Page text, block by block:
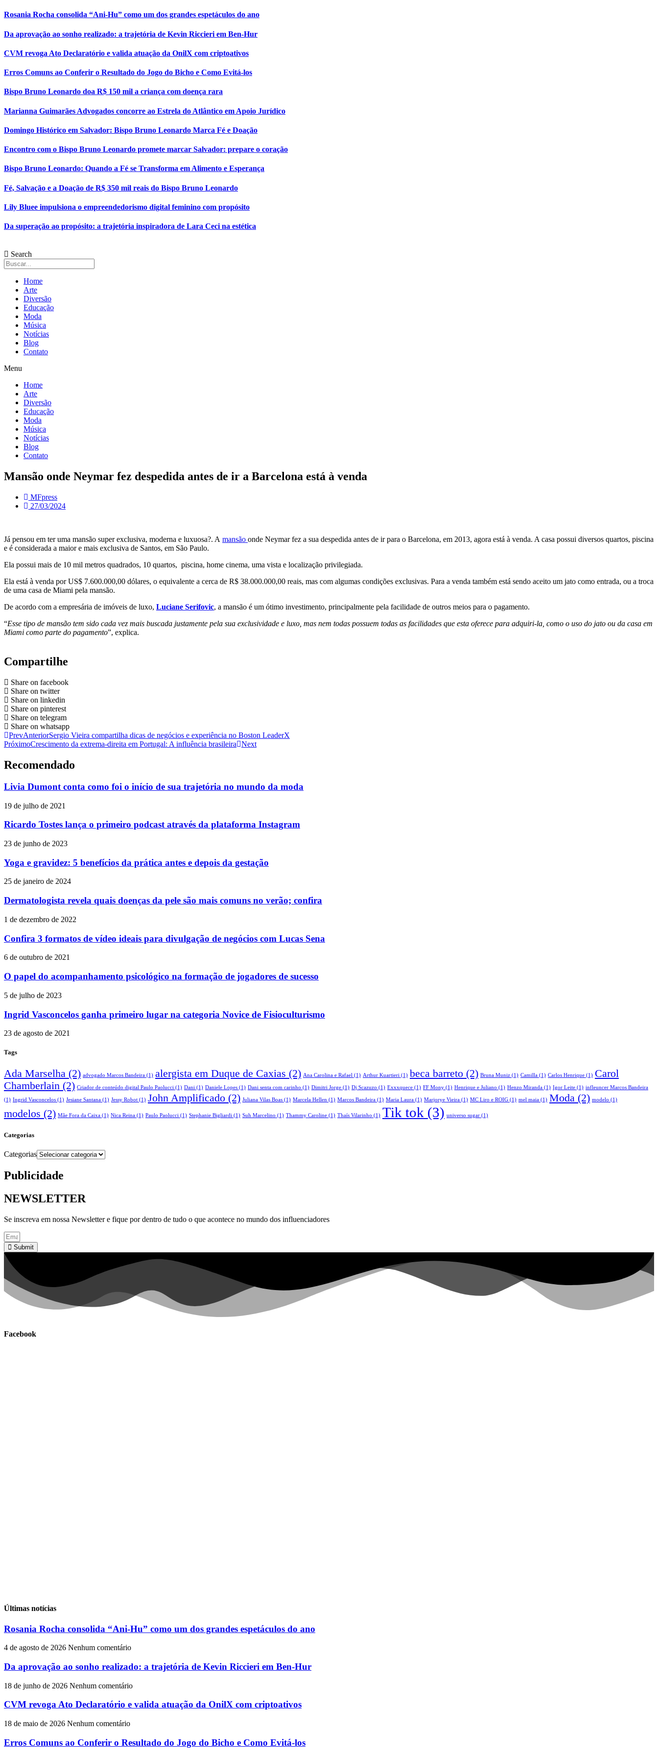
Rosania Rocha consolida “Ani-Hu” como um dos grandes espetáculos do ano
Da aprovação ao sonho realizado: a trajetória de Kevin Riccieri em Ben-Hur
CVM revoga Ato Declaratório e valida atuação da OnilX com criptoativos
Erros Comuns ao Conferir o Resultado do Jogo do Bicho e Como Evitá-los
Bispo Bruno Leonardo doa R$ 150 mil a criança com doença rara
Marianna Guimarães Advogados concorre ao Estrela do Atlântico em Apoio Jurídico
Domingo Histórico em Salvador: Bispo Bruno Leonardo Marca Fé e Doação
Encontro com o Bispo Bruno Leonardo promete marcar Salvador: prepare o coração
Bispo Bruno Leonardo: Quando a Fé se Transforma em Alimento e Esperança
Fé, Salvação e a Doação de R$ 350 mil reais do Bispo Bruno Leonardo
Lily Bluee impulsiona o empreendedorismo digital feminino com propósito
Da superação ao propósito: a trajetória inspiradora de Lara Ceci na estética
Search
Home
Arte
Diversão
Educação
Moda
Música
Notícias
Blog
Contato
Menu
Home
Arte
Diversão
Educação
Moda
Música
Notícias
Blog
Contato
Mansão onde Neymar fez despedida antes de ir a Barcelona está à venda
MFpress
27/03/2024
Já pensou em ter uma mansão super exclusiva, moderna e luxuosa?. A mansão onde Neymar fez a sua despedida antes de ir para o Barcelona, em 2013, agora está à venda. A casa possui diversos quartos, piscina
e é considerada a maior e mais exclusiva de Santos, em São Paulo.
Ela possui mais de 10 mil metros quadrados, 10 quartos, piscina, home cinema, uma vista e localização privilegiada.
Ela está à venda por US$ 7.600.000,00 dólares, o equivalente a cerca de R$ 38.000.000,00 reais, mas com algumas condições exclusivas. Para a venda também está sendo aceito um jato como entrada, ou a troca
de uma casa de Miami pela mansão.
De acordo com a empresária de imóveis de luxo, Luciane Serifovic, a mansão é um ótimo investimento, principalmente pela facilidade de outros meios para o pagamento.
“Esse tipo de mansão tem sido cada vez mais buscada justamente pela sua exclusividade e luxo, mas nem todas possuem todas as facilidades que esta oferece para adquiri-la, como o uso do jato ou da casa em
Miami como parte do pagamento”, explica.
Compartilhe
Share on facebook
Share on twitter
Share on linkedin
Share on pinterest
Share on telegram
Share on whatsapp
PrevAnteriorSergio Vieira compartilha dicas de negócios e experiência no Boston LeaderX
PróximoCrescimento da extrema-direita em Portugal: A influência brasileira Next
Recomendado
Livia Dumont conta como foi o início de sua trajetória no mundo da moda
19 de julho de 2021
Ricardo Tostes lança o primeiro podcast através da plataforma Instagram
23 de junho de 2023
Yoga e gravidez: 5 benefícios da prática antes e depois da gestação
25 de janeiro de 2024
Dermatologista revela quais doenças da pele são mais comuns no verão; confira
1 de dezembro de 2022
Confira 3 formatos de vídeo ideais para divulgação de negócios com Lucas Sena
6 de outubro de 2021
O papel do acompanhamento psicológico na formação de jogadores de sucesso
5 de julho de 2023
Ingrid Vasconcelos ganha primeiro lugar na categoria Novice de Fisioculturismo
23 de agosto de 2021
Tags
Ada Marselha (2) advogado Marcos Bandeira (1) alergista em Duque de Caxias (2) Ana Carolina e Rafael (1) Arthur Kuartieri (1) beca barreto (2) Bruna Muniz (1) Camilla (1) Carlos Henrique (1) Carol
Chamberlain (2) Criador de conteúdo digital Paulo Paolucci (1) Dani (1) Daniele Lopes (1) Dani senta com carinho (1) Dimitri Jorge (1) Dj Scazuzo (1) Exxxquece (1) FF Mony (1) Henrique e Juliano (1) Henzo Miranda (1) Igor Leite (1) infleuncer Marcos Bandeira
(1) Ingrid Vasconcelos (1) Jesiane Santana (1) Jessy Robot (1) John Amplificado (2) Juliana Vilas Boas (1) Marcela Hellen (1) Marcos Bandeira (1) Maria Laura (1) Marjorye Vieira (1) MC Liro e ROIG (1) mel maia (1) Moda (2) modelo (1)
modelos (2) Mãe Fora da Caixa (1) Nica Reina (1) Paulo Paolucci (1) Stephanie Bigliardi (1) Suh Marcelino (1) Thammy Caroline (1) Thaís Vilarinho (1) Tik tok (3) universo sugar (1)
Categorias
Categorias
Publicidade
NEWSLETTER
Se inscreva em nossa Newsletter e fique por dentro de tudo o que acontece no mundo dos influenciadores
Submit
Facebook
Últimas notícias
Rosania Rocha consolida “Ani-Hu” como um dos grandes espetáculos do ano
4 de agosto de 2026 Nenhum comentário
Da aprovação ao sonho realizado: a trajetória de Kevin Riccieri em Ben-Hur
18 de junho de 2026 Nenhum comentário
CVM revoga Ato Declaratório e valida atuação da OnilX com criptoativos
18 de maio de 2026 Nenhum comentário
Erros Comuns ao Conferir o Resultado do Jogo do Bicho e Como Evitá-los